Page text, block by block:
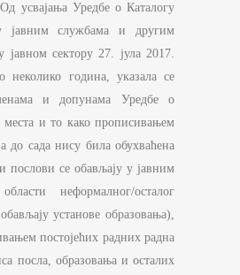
усвајања Уредбе о Каталогу
јавним службама и другим
јавном сектору 27. јула 2017.
неколико година, указала се
и допунама Уредбе о
места и то како прописивањем
до сада нису била обухваћена
послови се обављају у јавним
неформалног/осталог
установе образовања),
постојећих радних радна
посла, образовања и осталих